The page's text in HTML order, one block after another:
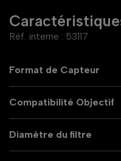
Réf. interne : 53117
Format de Capteur
Compatibilité Objectif
Diamètre du filtre